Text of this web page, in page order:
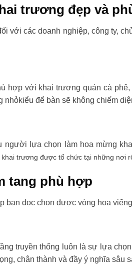
trương đẹp và
với các doanh nghiệp, công ty,
hợp với khai trương quán cà phê,
để bàn sẽ không chiếm
người lựa chọn làm hoa mừng
khai trương được tổ chức tại những nơi
tang phù hợp
bạn đọc chọn được vòng hoa
truyền thống luôn là sự lựa
chân thành và đầy ý nghĩa sâu